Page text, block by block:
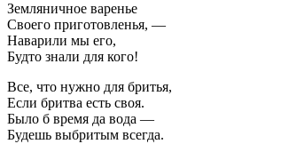
Земляничное варенье
Своего приготовленья, —
Наварили мы его,
Будто знали для кого!
Все, что нужно для бритья,
Если бритва есть своя.
Было б время да вода —
Будешь выбритым всегда.